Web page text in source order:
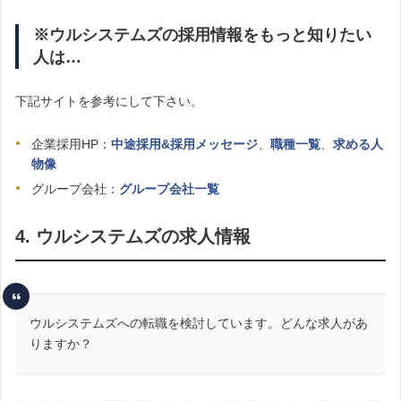
※ウルシステムズの採用情報をもっと知りたい
人は…
下記サイトを参考にして下さい。
企業採用HP： 中途採用&採用メッセージ 職種一覧
求める人
物像
グループ会社： グループ会社一覧
4. ウルシステムズの求人情報
ウルシステムズへの転職を検討しています。どんな求人があ
りますか？